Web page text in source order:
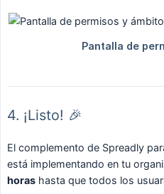
4. ¡Listo! 🎉
El complemento de Spreadly
está implementando en tu
horas hasta que todos los